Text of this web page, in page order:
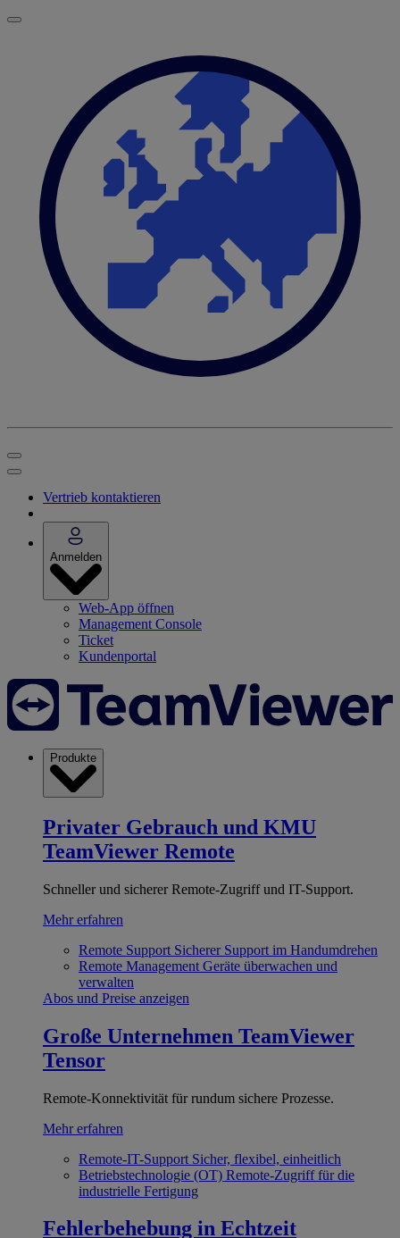
Vertrieb kontaktieren
Anmelden
Web-App öffnen
Management Console
Ticket
Kundenportal
Produkte
Privater Gebrauch und KMU
TeamViewer Remote
Schneller und sicherer Remote-Zugriff und IT-Support.
Mehr erfahren
Remote Support Sicherer Support im Handumdrehen
Remote Management Geräte überwachen und
verwalten
Abos und Preise anzeigen
Große Unternehmen TeamViewer
Tensor
Remote-Konnektivität für rundum sichere Prozesse.
Mehr erfahren
Remote-IT-Support Sicher, flexibel, einheitlich
Betriebstechnologie (OT) Remote-Zugriff für die
industrielle Fertigung
Fehlerbehebung in Echtzeit